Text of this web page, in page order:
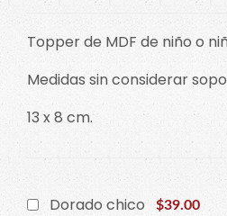
Topper de MDF de niño o
Medidas sin considerar
13 x 8 cm.
Dorado chico $39.00